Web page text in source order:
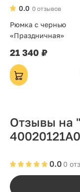
0 отзывов
0.0
Рюмка с чернью
«Праздничная»
21 340 ₽
Отзывы на
0
0.0